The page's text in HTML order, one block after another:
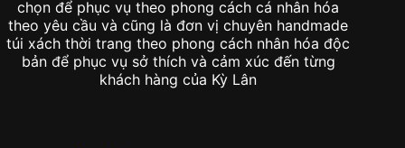
chọn để phục vụ theo phong cách cá nhân hóa
theo yêu cầu và cũng là đơn vị chuyên handmade
túi xách thời trang theo phong cách nhân hóa độc
bản để phục vụ sở thích và cảm xúc đến từng
khách hàng của Kỳ Lân